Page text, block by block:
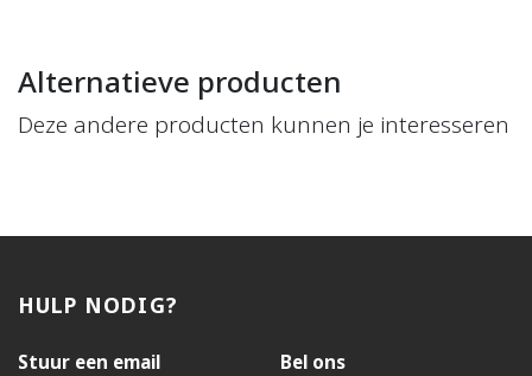
Alternatieve producten
Deze andere producten kunnen je interesseren
HULP NODIG?
Stuur een email Bel ons